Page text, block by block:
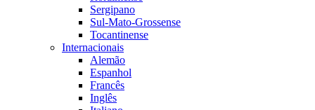
Sergipano
Sul-Mato-Grossense
Tocantinense
Internacionais
Alemão
Espanhol
Francês
Inglês